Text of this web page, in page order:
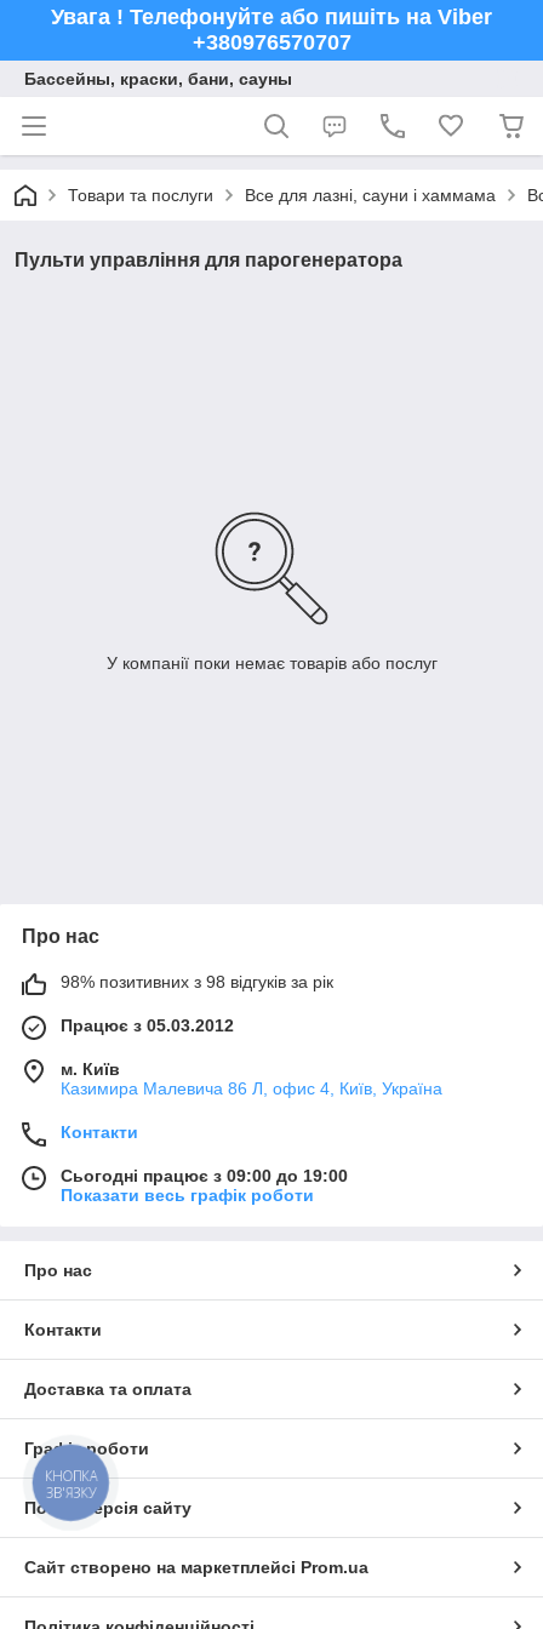
Увага ! Телефонуйте або пишіть на Viber
+380976570707
Бассейны, краски, бани, сауны
Товари та послуги Все для лазні, сауни і хаммама
Пульти управління для парогенератора
У компанії поки немає товарів або послуг
Про нас
98% позитивних з 98 відгуків за рік
Працює з 05.03.2012
м. Київ
Казимира Малевича 86 Л, офис 4, Київ, Україна
Контакти
Сьогодні працює з 09:00 до 19:00
Показати весь графік роботи
Про нас
Контакти
Доставка та оплата
Графік роботи
Повна версія сайту
Сайт створено на маркетплейсі Prom.ua
КНОПКА
ЗВ'ЯЗКУ